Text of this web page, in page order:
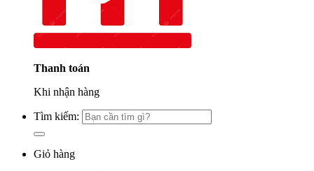
Thanh toán
Khi nhận hàng
Tìm kiếm:
Giỏ hàng